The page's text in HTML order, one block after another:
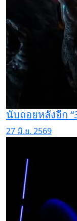
นับถอยหลังอีก
27 มิ.ย. 2569